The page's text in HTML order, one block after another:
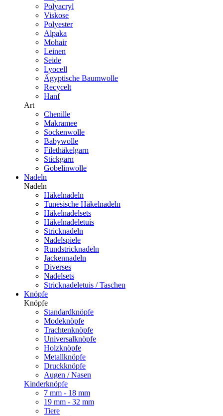
Polyacryl
Viskose
Polyester
Alpaka
Mohair
Leinen
Seide
Lyocell
Ägyptische Baumwolle
Recycelt
Hanf
Art
Chenille
Makramee
Sockenwolle
Babywolle
Filethäkelgarn
Stickgarn
Gobelinwolle
Nadeln
Nadeln
Häkelnadeln
Tunesische Häkelnadeln
Häkelnadelsets
Häkelnadeletuis
Stricknadeln
Nadelspiele
Rundstricknadeln
Jackennadeln
Diverses
Nadelsets
Stricknadeletuis / Taschen
Knöpfe
Knöpfe
Standardknöpfe
Modeknöpfe
Trachtenknöpfe
Universalknöpfe
Holzknöpfe
Metallknöpfe
Druckknöpfe
Augen / Nasen
Kinderknöpfe
7 mm - 18 mm
19 mm - 32 mm
Tiere